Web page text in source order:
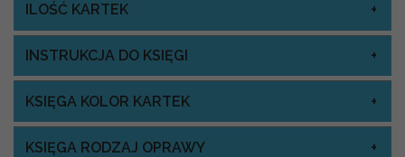
ILOŚĆ KARTEK
INSTRUKCJA DO KSIĘGI
KSIĘGA KOLOR KARTEK
KSIĘGA RODZAJ OPRAWY